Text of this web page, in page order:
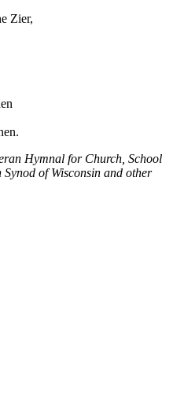
Zier,
Hymnal for Church, School
of Wisconsin and other